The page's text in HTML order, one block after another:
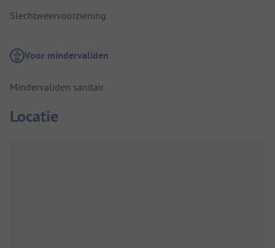
Slechtweervoorziening
Voor mindervaliden
Mindervaliden sanitair
Locatie